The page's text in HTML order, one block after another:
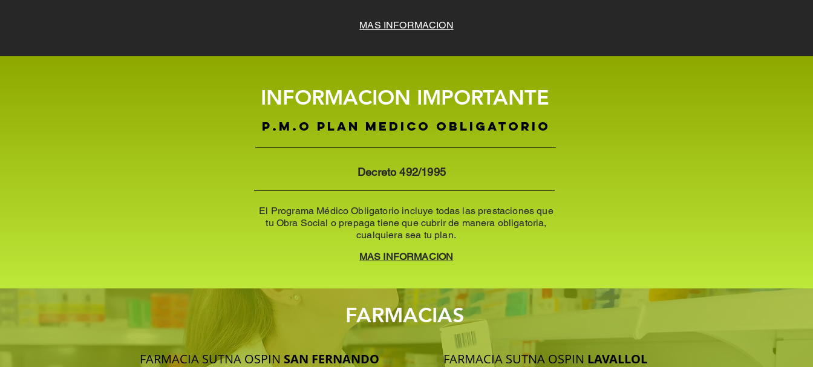
MAS INFORMACION
INFORMACION IMPORTANTE
p.m.o PLAN MEDICO OBLIGATORIO
Decreto 492/1995
El Programa Médico Obligatorio incluye todas las prestaciones que
tu Obra Social o prepaga tiene que cubrir de manera obligatoria,
cualquiera sea tu plan.
MAS INFORMACION
FARMACIAS
FARMACIA SUTNA OSPIN SAN FERNANDO FARMACIA SUTNA OSPIN LAVALLOL